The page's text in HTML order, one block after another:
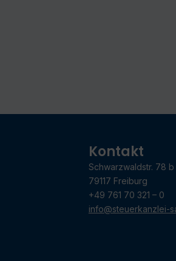
Kontakt
Schwarzwaldstr. 78 b
79117 Freiburg
+49 761 70 321 – 0
info@steuerkanzlei-